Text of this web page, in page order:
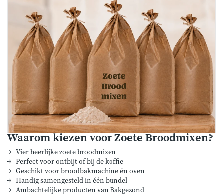
Waarom kiezen voor Zoete Broodmixen?
Vier heerlijke zoete broodmixen
Perfect voor ontbijt of bij de koffie
Geschikt voor broodbakmachine én oven
Handig samengesteld in één bundel
Ambachtelijke producten van Bakgezond